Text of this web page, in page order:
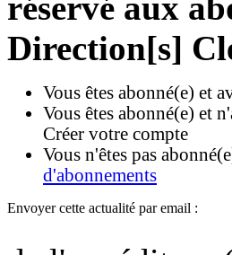
réservé aux
Direction[s]
Vous êtes abonné(e) et
Vous êtes abonné(e) et
Créer votre compte
Vous n'êtes pas
d'abonnements
Envoyer cette actualité par email :